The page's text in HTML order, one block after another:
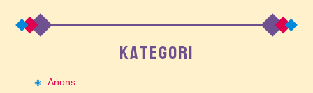
KATEGORI
Anons